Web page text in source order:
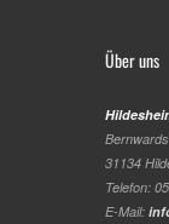
Über uns
31134
Telefon:
E-Mail: